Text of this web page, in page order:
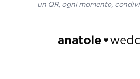
un QR, ogni momento,
anatole